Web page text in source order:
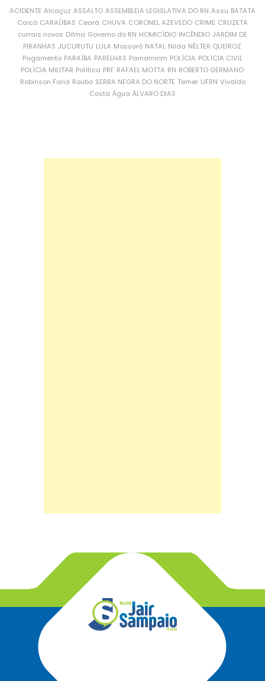
ACIDENTE Alcaçuz ASSALTO ASSEMBLEIA LEGISLATIVA DO RN Assu BATATA
Caicó CARAÚBAS Ceará CHUVA CORONEL AZEVEDO CRIME CRUZETA
currais novos Dilma Governo do RN HOMICÍDIO INCÊNDIO JARDIM DE
PIRANHAS JUCURUTU LULA Mossoró NATAL Nilda NÉLTER QUEIROZ
Pagamento PARAÍBA PARELHAS Parnamirim POLÍCIA POLÍCIA CIVIL
POLÍCIA MILITAR Política PRF RAFAEL MOTTA RN ROBERTO GERMANO
Robinson Faria Roubo SERRA NEGRA DO NORTE Temer UFRN Vivaldo
Costa Água ÁLVARO DIAS